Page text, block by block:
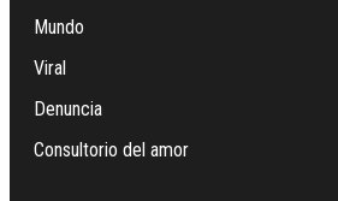
Mundo
Viral
Denuncia
Consultorio del amor